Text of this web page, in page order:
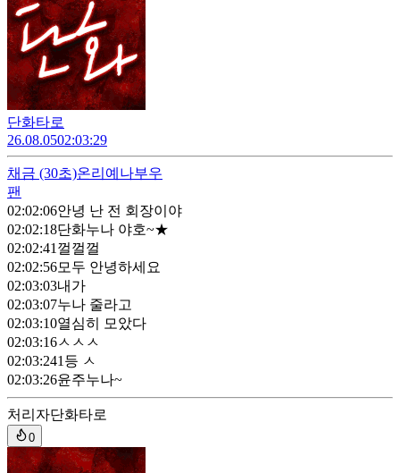
단화타로
26.08.0502:03:29
채금 (30초)온리예나부우
팬
02:02:06안녕 난 전 회장이야
02:02:18단화누나 야호~★
02:02:41 껄껄껄
02:02:56모두 안녕하세요
02:03:03내가
02:03:07누나 줄라고
02:03:10열심히 모았다
02:03:16ㅅㅅㅅ
02:03:241등 ㅅ
02:03:26윤주누나~
처리자단화타로
0